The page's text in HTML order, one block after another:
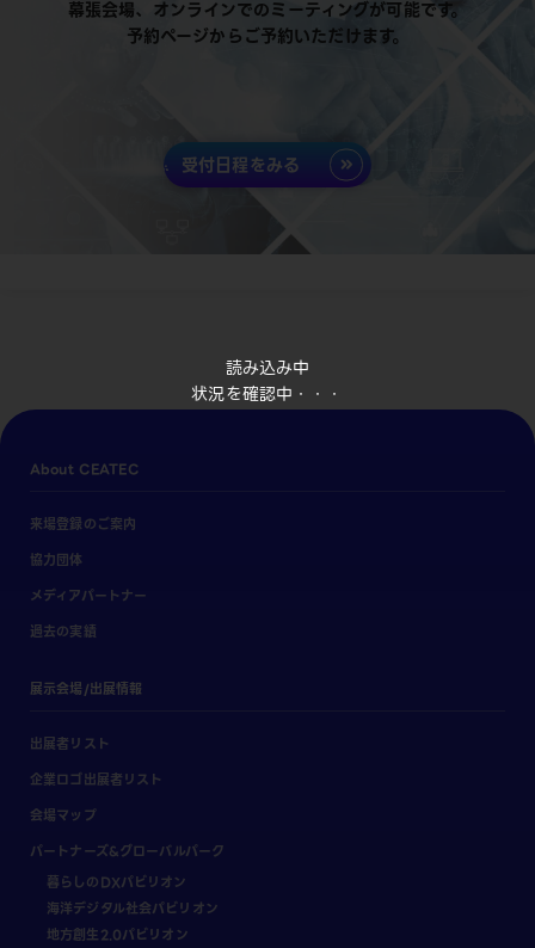
読み込み中
状況を確認中・・・
幕張会場、オンラインでのミーティングが可能です。
予約ページからご予約いただけます。
受付日程をみる
About CEATEC
来場登録のご案内
協力団体
メディアパートナー
過去の実績
展示会場/出展情報
出展者リスト
企業ロゴ出展者リスト
会場マップ
パートナーズ&グローバルパーク
暮らしのDXパビリオン
海洋デジタル社会パビリオン
地方創生2.0パビリオン